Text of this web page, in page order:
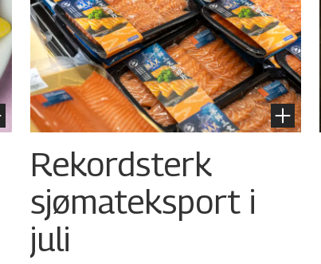
Rekordsterk
sjømateksport i
juli